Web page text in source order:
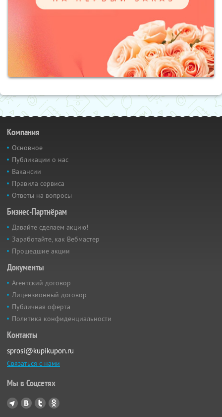
Компания
Основное
Публикации о нас
Вакансии
Правила сервиса
Ответы на вопросы
Бизнес-Партнёрам
Давайте сделаем акцию!
Заработайте, как Вебмастер
Прошедшие акции
Документы
Агентский договор
Лицензионный договор
Публичная оферта
Политика конфиденциальности
Контакты
sprosi@kupikupon.ru
Связаться с нами
Мы в Соцсетях